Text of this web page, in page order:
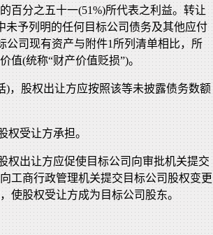
百分之五十一(51%)所代表之利益。转让
未予列明的任何目标公司债务及其他应付
公司现有资产与附件1所列清单相比，所
值(统称“财产价值贬损”)。
)，股权出让方应按照该等未披露债务数额
权受让方承担。
权出让方应促使目标公司向审批机关提交
工商行政管理机关提交目标公司股权变更
使股权受让方成为目标公司股东。